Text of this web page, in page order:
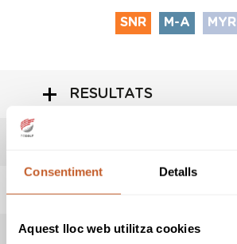
Consentiment Detalls
Aquest lloc web utilitza cookies
SNR M-A MYR
RESULTATS
INFORMACIÓ PROVA
REGLES LOCALS